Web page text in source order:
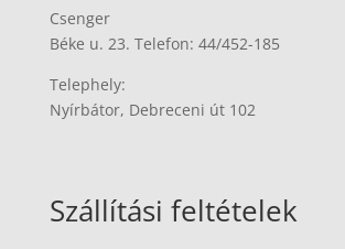
Csenger
Béke u. 23. Telefon: 44/452-185
Telephely:
Nyírbátor, Debreceni út 102
Szállítási feltételek